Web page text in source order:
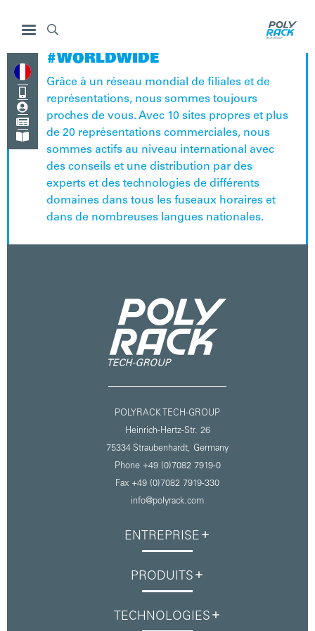




#WORLDWIDE
Grâce à un réseau mondial de filiales et de
représentations, nous sommes toujours
proches de vous. Avec 10 sites propres et plus
de 20 représentations commerciales, nous
sommes actifs au niveau international avec
des conseils et une distribution par des
experts et des technologies de différents
domaines dans tous les fuseaux horaires et
dans de nombreuses langues nationales.
POLYRACK TECH-GROUP
Heinrich-Hertz-Str. 26
75334 Straubenhardt, Germany
Phone +49 (0)7082 7919-0
Fax +49 (0)7082 7919-330
info@polyrack.com
ENTREPRISE
PRODUITS
TECHNOLOGIES